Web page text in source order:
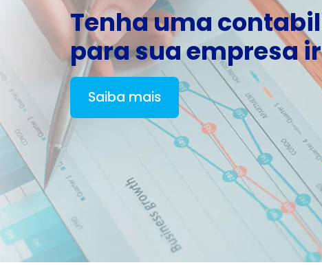
Tenha uma
para sua empresa
Saiba mais